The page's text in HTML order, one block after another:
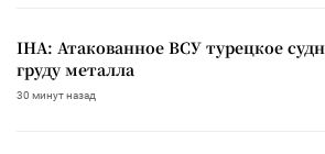
IHA: Атакованное ВСУ турецкое
груду металла
30 минут назад